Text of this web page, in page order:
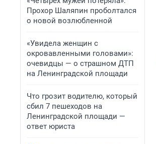
Прохор Шаляпин проболтался
о новой возлюбленной
«Увидела женщин с
окровавленными головами»:
очевидцы — о страшном ДТП
на Ленинградской площади
Что грозит водителю, который
сбил 7 пешеходов на
Ленинградской площади —
ответ юриста